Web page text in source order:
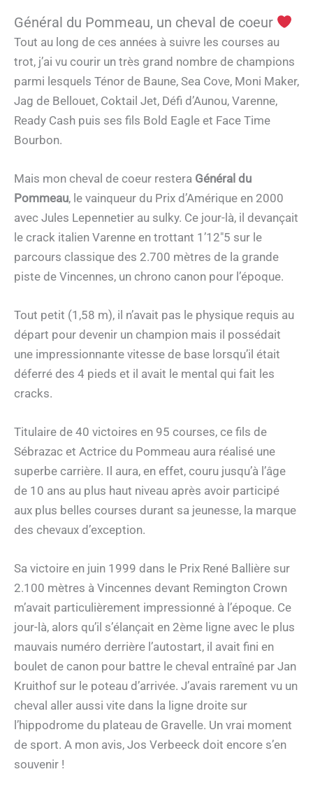
Général du Pommeau, un cheval de coeur
Tout au long de ces années à suivre les courses au
trot, j’ai vu courir un très grand nombre de champions
parmi lesquels Ténor de Baune, Sea Cove, Moni Maker,
Jag de Bellouet, Coktail Jet, Défi d’Aunou, Varenne,
Ready Cash puis ses fils Bold Eagle et Face Time
Bourbon.
Mais mon cheval de coeur restera Général du
Pommeau, le vainqueur du Prix d’Amérique en 2000
avec Jules Lepennetier au sulky. Ce jour-là, il devançait
le crack italien Varenne en trottant 1’12″5 sur le
parcours classique des 2.700 mètres de la grande
piste de Vincennes, un chrono canon pour l’époque.
Tout petit (1,58 m), il n’avait pas le physique requis au
départ pour devenir un champion mais il possédait
une impressionnante vitesse de base lorsqu’il était
déferré des 4 pieds et il avait le mental qui fait les
cracks.
Titulaire de 40 victoires en 95 courses, ce fils de
Sébrazac et Actrice du Pommeau aura réalisé une
superbe carrière. Il aura, en effet, couru jusqu’à l’âge
de 10 ans au plus haut niveau après avoir participé
aux plus belles courses durant sa jeunesse, la marque
des chevaux d’exception.
Sa victoire en juin 1999 dans le Prix René Ballière sur
2.100 mètres à Vincennes devant Remington Crown
m’avait particulièrement impressionné à l’époque. Ce
jour-là, alors qu’il s’élançait en 2ème ligne avec le plus
mauvais numéro derrière l’autostart, il avait fini en
boulet de canon pour battre le cheval entraîné par Jan
Kruithof sur le poteau d’arrivée. J’avais rarement vu un
cheval aller aussi vite dans la ligne droite sur
l’hippodrome du plateau de Gravelle. Un vrai moment
de sport. A mon avis, Jos Verbeeck doit encore s’en
souvenir !